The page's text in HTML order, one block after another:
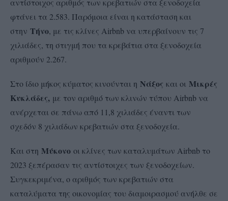
αντίστοιχος αριθμός των κρεβατιών στα ξενοδοχεία
φτάνει τα 2.583. Παρόμοια είναι η κατάσταση και
στην Τήνο, με τις κλίνες Airbnb να υπερβαίνουν τις 7
χιλιάδες, τη στιγμή που τα κρεβάτια στα ξενοδοχεία
αριθμούν 2.267.
Στο ίδιο μήκος κύματος κινούνται η Νάξος και οι Μικρές
Κυκλάδες, με τον αριθμό των κλινών τύπου Airbnb να
ανέρχεται σε πάνω από 11,8 χιλιάδες έναντι των
σχεδόν 8 χιλιάδων κρεβατιών στα ξενοδοχεία.
Και στη Μύκονο οι κλίνες των καταλυμάτων Airbnb το
2023 ξεπέρασαν τις αντίστοιχες των ξενοδοχείων.
Συγκεκριμένα, ο αριθμός των κρεβατιών στα
καταλύματα της οικονομίας του διαμοιρασμού ανήλθε σε